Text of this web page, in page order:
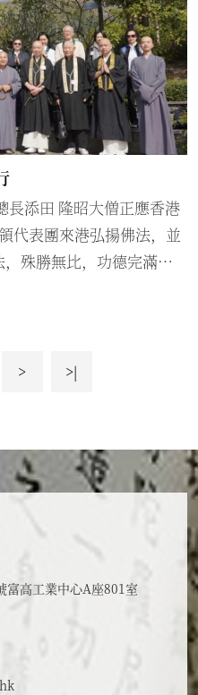
大聖歡喜天壇城，歡迎
，願以此功德，聖天偈
安，龜鶴長壽富貴無
Temple Ltd.」
支票郵寄回本院。 （郵
閣樓） 3. 銀行入
Mission Of
港之中國銀行戶口：012-
郵寄或電郵到本院 (請勿
長添田 隆昭大僧正應香港
代表團來港弘揚佛法，並
殊勝無比，功德完滿。
総本山
持洞鈜大和尚 百忙中親迎
住持暨香港佛教聯合會
fotokenken/sets/
fotokenken/sets/
fotokenken/sets/
> >|
富高工業中心A座801室